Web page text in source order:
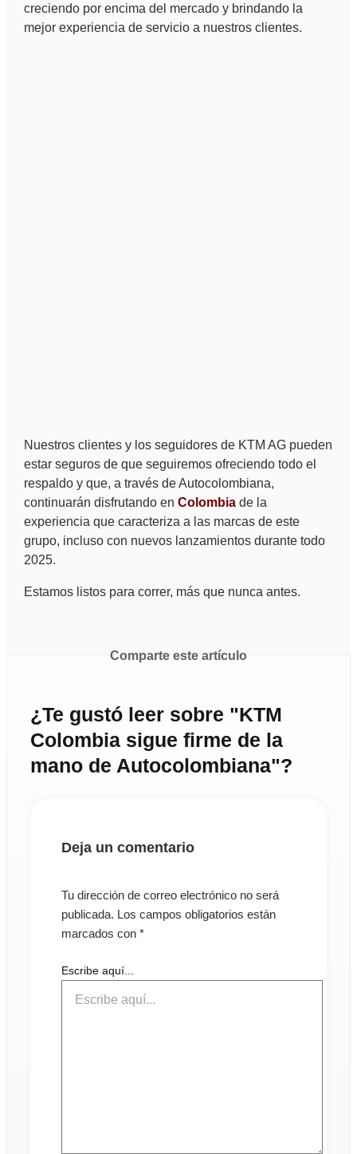
creciendo por encima del mercado y brindando la
mejor experiencia de servicio a nuestros clientes.
Nuestros clientes y los seguidores de KTM AG pueden
estar seguros de que seguiremos ofreciendo todo el
respaldo y que, a través de Autocolombiana,
continuarán disfrutando en Colombiade la
experiencia que caracteriza a las marcas de este
grupo, incluso con nuevos lanzamientos durante todo
2025.
Estamos listos para correr, más que nunca antes.
Comparte este artículo
¿Te gustó leer sobre "KTM
Colombia sigue firme de la
mano de Autocolombiana"?
Deja un comentario
Tu dirección de correo electrónico no será
publicada. Los campos obligatorios están
marcados con *
Escribe aquí...